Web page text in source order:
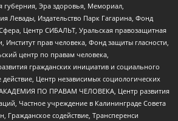
губерния, Эра здоровья, Мемориал,
Левады, Издательство Парк Гагарина, Фонд
Центр СИБАЛЬТ, Уральская правозащитная
прав человека, Фонд защиты гласности,
центр по правам человека,
гражданских инициатив и социального
действие, Центр независимых социологических
АКАДЕМИЯ ПО ПРАВАМ ЧЕЛОВЕКА, Центр развития
Частное учреждение в Калининграде Совета
Гражданское содействие, Трансперенси